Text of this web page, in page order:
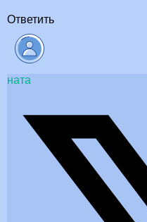
Ответить
ната